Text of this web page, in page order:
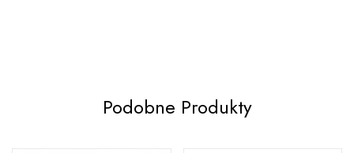
Podobne Produkty